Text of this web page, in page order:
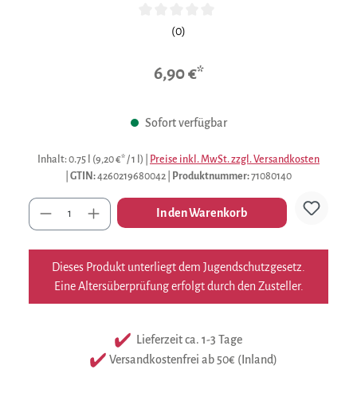
Durchschnittliche Bewertung von 0 von 5 Sternen
(0)
6,90 €*
Sofort verfügbar
Inhalt: 0.75 l (9,20 €* / 1 l)
Preise inkl. MwSt. zzgl. Versandkosten
GTIN:4260219680042 Produktnummer:71080140
Anzahl In den Warenkorb
Dieses Produkt unterliegt dem Jugendschutzgesetz.
Eine Altersüberprüfung erfolgt durch den Zusteller.
Lieferzeit ca. 1-3 Tage
Versandkostenfrei ab 50€ (Inland)